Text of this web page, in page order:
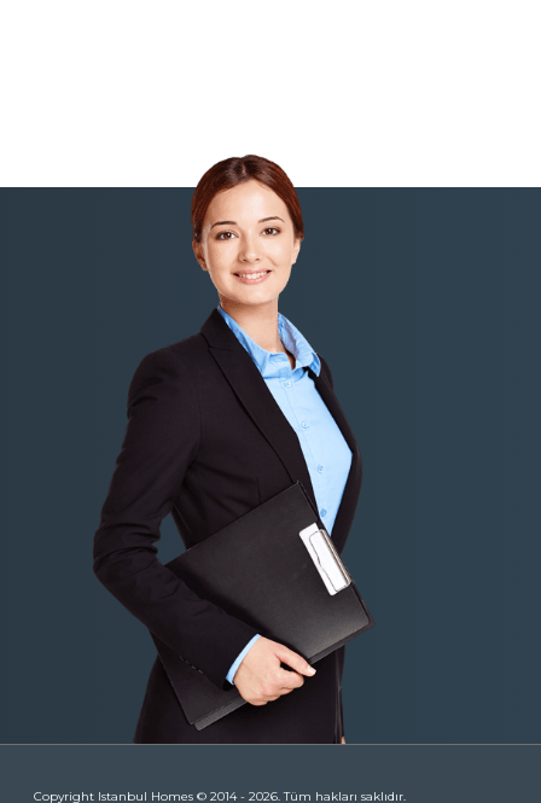
Copyright Istanbul Homes © 2014 - 2026. Tüm hakları saklıdır.